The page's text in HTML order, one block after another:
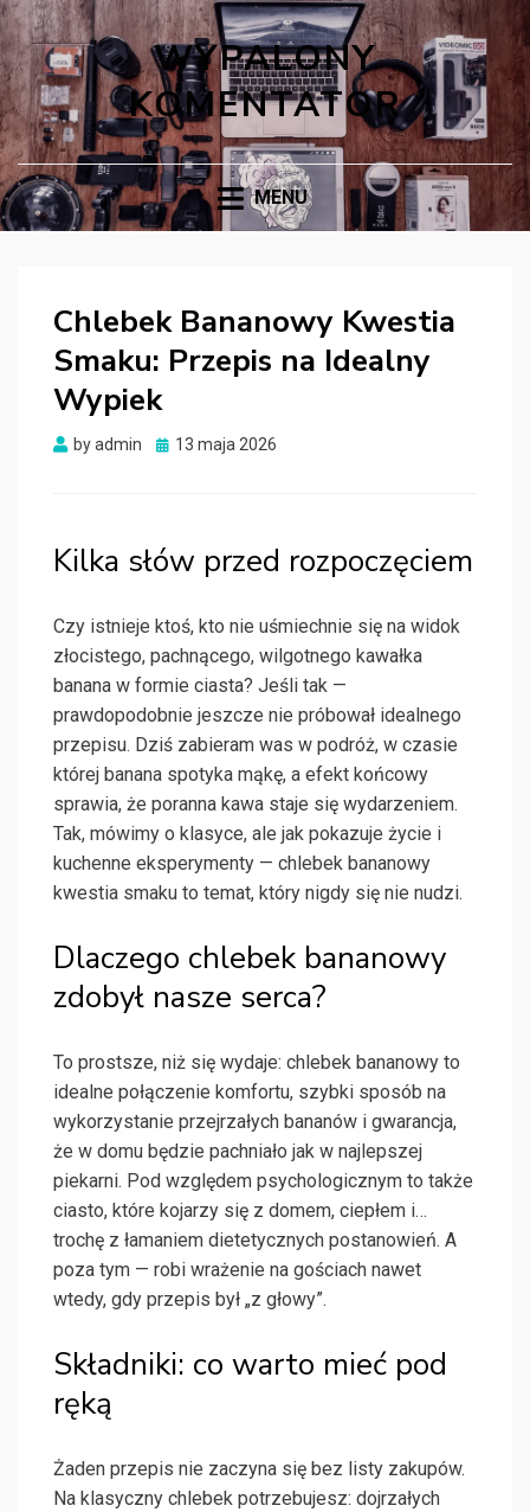
WYPALONY
KOMENTATOR
MENU
Chlebek Bananowy Kwestia
Smaku: Przepis na Idealny
Wypiek
byadmin
Posted
13 maja 2026
Kilka słów przed rozpoczęciem
Czy istnieje ktoś, kto nie uśmiechnie się na widok
złocistego, pachnącego, wilgotnego kawałka
banana w formie ciasta? Jeśli tak —
prawdopodobnie jeszcze nie próbował idealnego
przepisu. Dziś zabieram was w podróż, w czasie
której banana spotyka mąkę, a efekt końcowy
sprawia, że poranna kawa staje się wydarzeniem.
Tak, mówimy o klasyce, ale jak pokazuje życie i
kuchenne eksperymenty — chlebek bananowy
kwestia smaku to temat, który nigdy się nie nudzi.
Dlaczego chlebek bananowy
zdobył nasze serca?
To prostsze, niż się wydaje: chlebek bananowy to
idealne połączenie komfortu, szybki sposób na
wykorzystanie przejrzałych bananów i gwarancja,
że w domu będzie pachniało jak w najlepszej
piekarni. Pod względem psychologicznym to także
ciasto, które kojarzy się z domem, ciepłem i…
trochę z łamaniem dietetycznych postanowień. A
poza tym — robi wrażenie na gościach nawet
wtedy, gdy przepis był „z głowy”.
Składniki: co warto mieć pod
ręką
Żaden przepis nie zaczyna się bez listy zakupów.
Na klasyczny chlebek potrzebujesz: dojrzałych